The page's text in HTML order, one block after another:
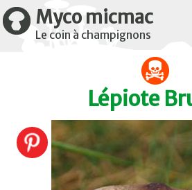
Myco micmac
Le coin à champignons
Lépiote